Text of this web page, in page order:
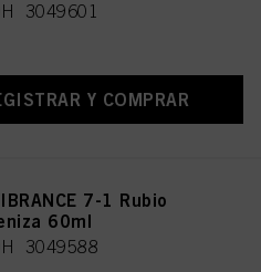
3049601
Y COMPRAR
7-1 Rubio
60ml
3049588